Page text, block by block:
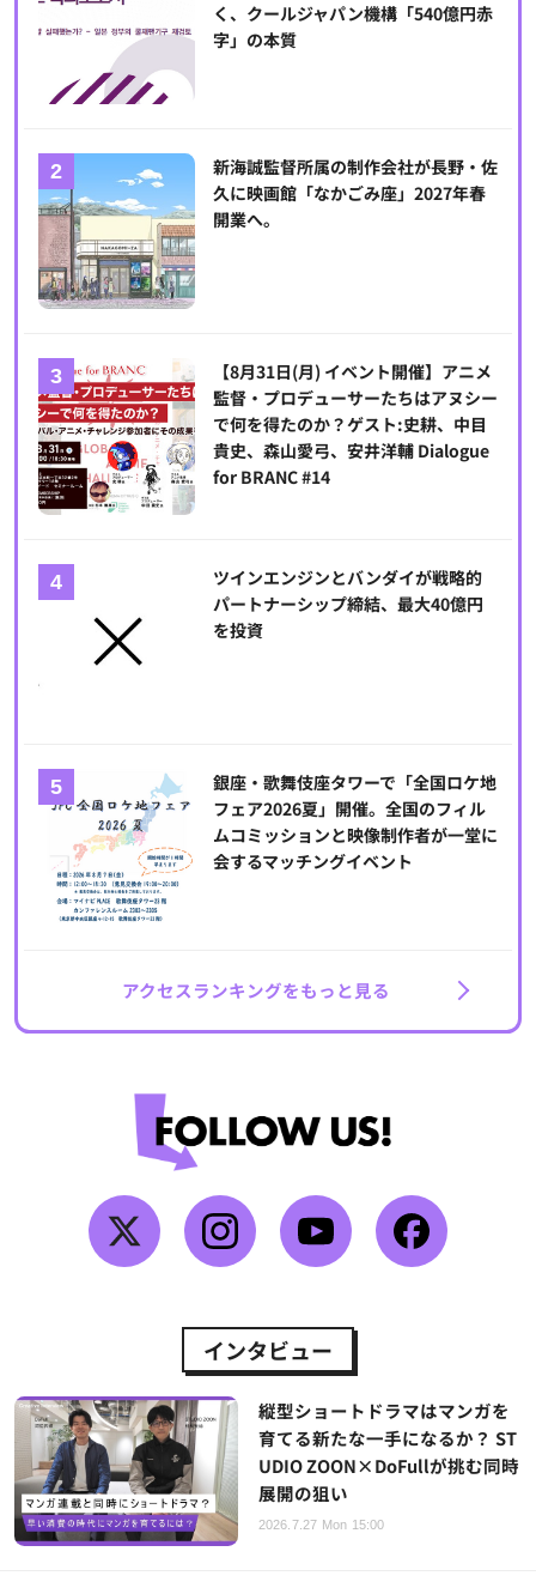
く、クールジャパン機構「540億円赤
字」の本質
新海誠監督所属の制作会社が長野・佐
久に映画館「なかごみ座」2027年春
開業へ。
【8月31日(月) イベント開催】アニメ
監督・プロデューサーたちはアヌシー
で何を得たのか？ゲスト:史耕、中目
貴史、森山愛弓、安井洋輔 Dialogue
for BRANC #14
ツインエンジンとバンダイが戦略的
パートナーシップ締結、最大40億円
を投資
銀座・歌舞伎座タワーで「全国ロケ地
フェア2026夏」開催。全国のフィル
ムコミッションと映像制作者が一堂に
会するマッチングイベント
アクセスランキングをもっと見る
インタビュー
縦型ショートドラマはマンガを
育てる新たな一手になるか？ ST
UDIO ZOON×DoFullが挑む同時
展開の狙い
2026.7.27 Mon 15:00